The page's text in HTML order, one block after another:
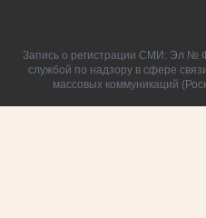
Запись о регистрации СМИ: Эл №
службой по надзору в сфере
массовых коммуникаций